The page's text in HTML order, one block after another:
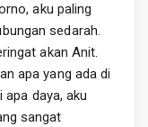
aku paling
sedarah.
akan Anit.
apa yang ada di
daya, aku
sangat